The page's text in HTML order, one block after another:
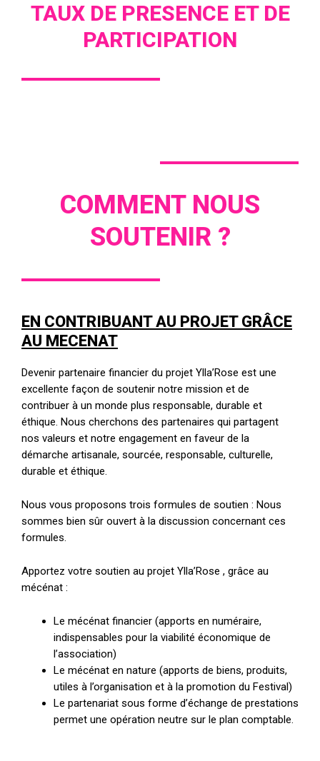
TAUX DE PRESENCE ET DE
PARTICIPATION
COMMENT NOUS
SOUTENIR ?
EN CONTRIBUANT AU PROJET GRÂCE
AU MECENAT
Devenir partenaire financier du projet Ylla’Rose est une
excellente façon de soutenir notre mission et de
contribuer à un monde plus responsable, durable et
éthique. Nous cherchons des partenaires qui partagent
nos valeurs et notre engagement en faveur de la
démarche artisanale, sourcée, responsable, culturelle,
durable et éthique.
Nous vous proposons trois formules de soutien : Nous
sommes bien sûr ouvert à la discussion concernant ces
formules.
Apportez votre soutien au projet Ylla’Rose , grâce au
mécénat :
Le mécénat financier (apports en numéraire,
indispensables pour la viabilité économique de
l’association)
Le mécénat en nature (apports de biens, produits,
utiles à l’organisation et à la promotion du Festival)
Le partenariat sous forme d’échange de prestations
permet une opération neutre sur le plan comptable.